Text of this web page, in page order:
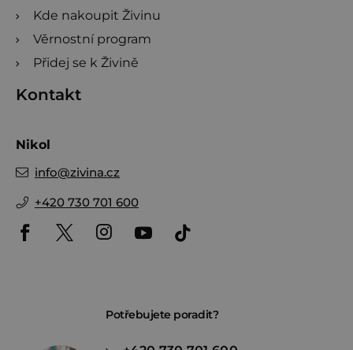
Kde nakoupit Živinu
Věrnostní program
Přidej se k Živině
Kontakt
Nikol
info@zivina.cz
+420 730 701 600
Potřebujete poradit?